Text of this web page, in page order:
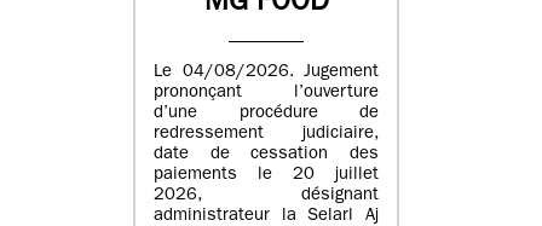
Le 04/08/2026. Jugement
prononçant l’ouverture
d’une procédure de
redressement judiciaire,
date de cessation des
paiements le 20 juillet
2026, désignant
administrateur la Selarl Aj